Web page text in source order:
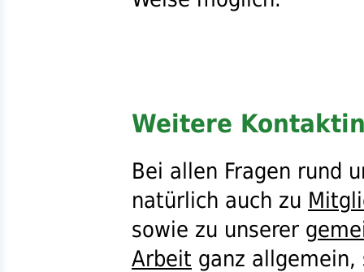
Weitere
Bei allen Fragen rund
natürlich auch zu
sowie zu unserer
Arbeit ganz allgemein,